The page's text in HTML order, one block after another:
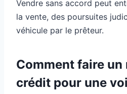
Vendre sans accord peut
la vente, des poursuites
véhicule par le prêteur.
Comment faire un
crédit pour une